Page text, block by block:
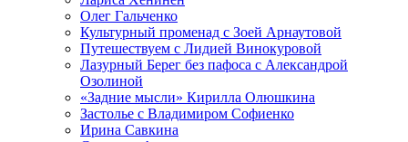
Олег Гальченко
Культурный променад с Зоей Арнаутовой
Путешествуем с Лидией Винокуровой
Лазурный Берег без пафоса с Александрой
Озолиной
«Задние мысли» Кирилла Олюшкина
Застолье с Владимиром Софиенко
Ирина Савкина